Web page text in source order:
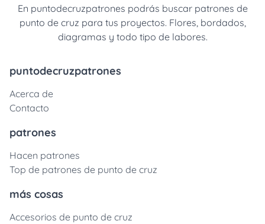
En puntodecruzpatrones podrás buscar patrones de
punto de cruz para tus proyectos. Flores, bordados,
diagramas y todo tipo de labores.
puntodecruzpatrones
Acerca de
Contacto
patrones
Hacen patrones
Top de patrones de punto de cruz
más cosas
Accesorios de punto de cruz